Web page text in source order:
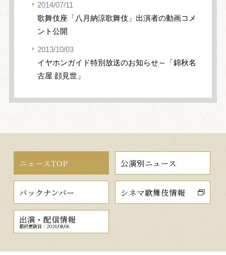
2014/07/11
歌舞伎座「八月納涼歌舞伎」出演者の動画コメ
ント公開
2013/10/03
イヤホンガイド特別放送のお知らせ～「錦秋名
古屋 顔見世」
ニュースTOP 公演別ニュース
バックナンバー シネマ歌舞伎情報
出演・配信情報
最終更新日：2026/08/06